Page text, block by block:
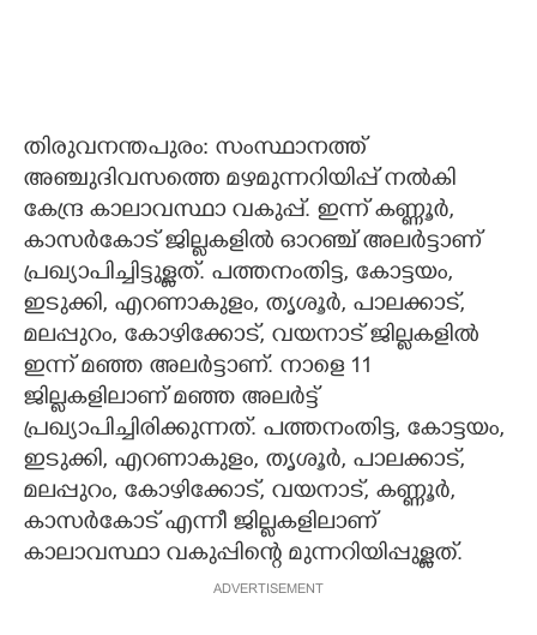
തിരുവനന്തപുരം: സംസ്ഥാനത്ത്
അഞ്ചുദിവസത്തെ മഴമുന്നറിയിപ്പ് നൽകി
കേന്ദ്ര കാലാവസ്ഥാ വകുപ്പ്. ഇന്ന് കണ്ണൂർ,
കാസർകോട് ജില്ലകളിൽ ഓറഞ്ച് അലർട്ടാണ്
പ്രഖ്യാപിച്ചിട്ടുള്ളത്. പത്തനംതിട്ട, കോട്ടയം,
ഇടുക്കി, എറണാകുളം, തൃശൂർ, പാലക്കാട്,
മലപ്പുറം, കോഴിക്കോട്, വയനാട് ജില്ലകളിൽ
ഇന്ന് മഞ്ഞ അലർട്ടാണ്. നാളെ 11
ജില്ലകളിലാണ് മഞ്ഞ അലർട്ട്
പ്രഖ്യാപിച്ചിരിക്കുന്നത്. പത്തനംതിട്ട, കോട്ടയം,
ഇടുക്കി, എറണാകുളം, തൃശൂർ, പാലക്കാട്,
മലപ്പുറം, കോഴിക്കോട്, വയനാട്, കണ്ണൂർ,
കാസർകോട് എന്നീ ജില്ലകളിലാണ്
കാലാവസ്ഥാ വകുപ്പിന്റെ മുന്നറിയിപ്പുള്ളത്.
ADVERTISEMENT